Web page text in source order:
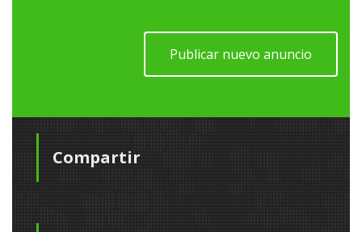
Publicar nuevo anuncio
Compartir